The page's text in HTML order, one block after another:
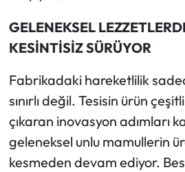
GELENEKSEL
KESİNTİSİZ SÜRÜYOR
Fabrikadaki hareketlilik
sınırlı değil. Tesisin ürün
çıkaran inovasyon adımları
geleneksel unlu mamullerin
kesmeden devam ediyor.